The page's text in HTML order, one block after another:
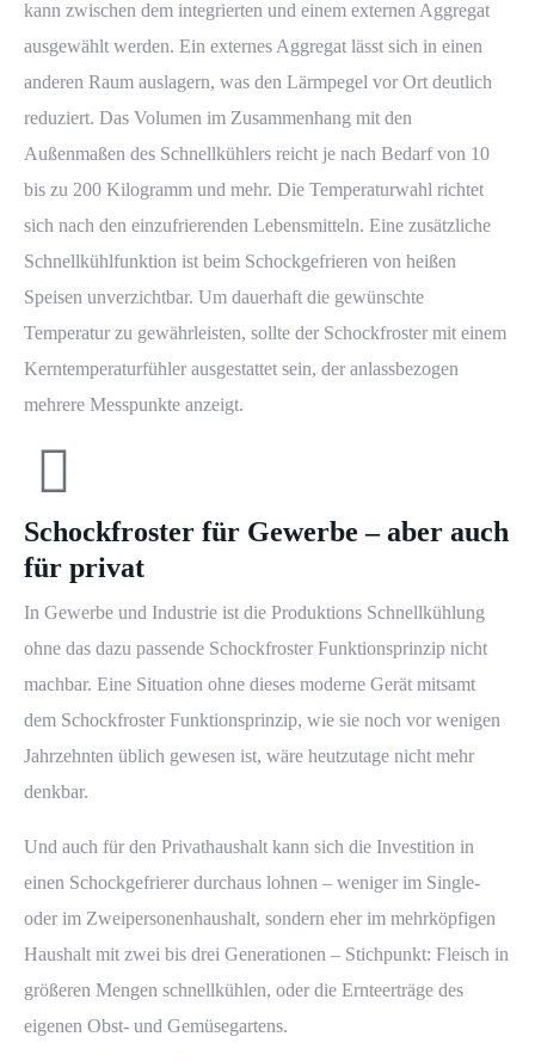
kann zwischen dem integrierten und einem externen Aggregat
ausgewählt werden. Ein externes Aggregat lässt sich in einen
anderen Raum auslagern, was den Lärmpegel vor Ort deutlich
reduziert. Das Volumen im Zusammenhang mit den
Außenmaßen des Schnellkühlers reicht je nach Bedarf von 10
bis zu 200 Kilogramm und mehr. Die Temperaturwahl richtet
sich nach den einzufrierenden Lebensmitteln. Eine zusätzliche
Schnellkühlfunktion ist beim Schockgefrieren von heißen
Speisen unverzichtbar. Um dauerhaft die gewünschte
Temperatur zu gewährleisten, sollte der Schockfroster mit einem
Kerntemperaturfühler ausgestattet sein, der anlassbezogen
mehrere Messpunkte anzeigt.
Schockfroster für Gewerbe – aber auch
für privat
In Gewerbe und Industrie ist die Produktions Schnellkühlung
ohne das dazu passende Schockfroster Funktionsprinzip nicht
machbar. Eine Situation ohne dieses moderne Gerät mitsamt
dem Schockfroster Funktionsprinzip, wie sie noch vor wenigen
Jahrzehnten üblich gewesen ist, wäre heutzutage nicht mehr
denkbar.
Und auch für den Privathaushalt kann sich die Investition in
einen Schockgefrierer durchaus lohnen – weniger im Single-
oder im Zweipersonenhaushalt, sondern eher im mehrköpfigen
Haushalt mit zwei bis drei Generationen – Stichpunkt: Fleisch in
größeren Mengen schnellkühlen, oder die Ernteerträge des
eigenen Obst- und Gemüsegartens.